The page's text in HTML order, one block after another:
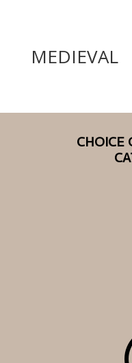
MEDIEVAL
CHOICE